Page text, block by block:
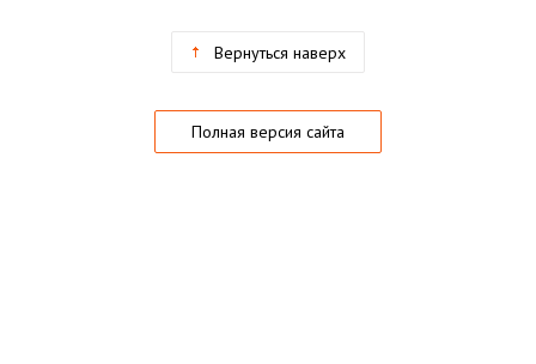
Вернуться наверх
Полная версия сайта